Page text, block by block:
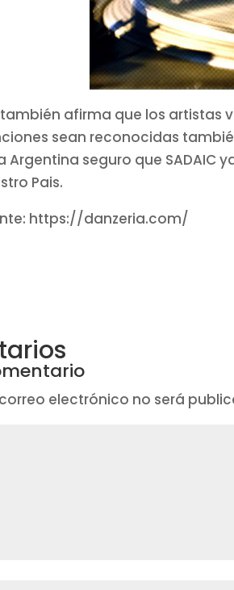
también afirma que los artistas
sean reconocidas
Argentina seguro que
Pais.
https://danzeria.com/
electrónico no será